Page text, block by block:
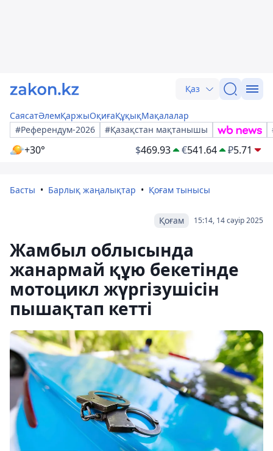
Қаз
СаясатӘлемҚаржыОқиғаҚұқықМақалалар
#Референдум-2026
#Қазақстан мақтанышы
+30° $469.93 €541.64 ₽5.71
Басты Барлық жаңалықтар Қоғам тынысы
15:14, 14 сәуір 2025
Қоғам
Жамбыл облысында
жанармай құю бекетінде
мотоцикл жүргізушісін
пышақтап кетті